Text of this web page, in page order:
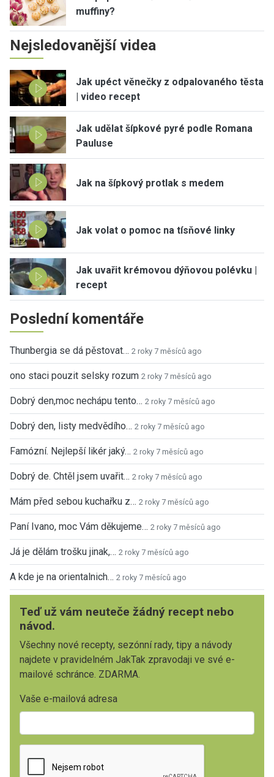
muffiny?
Nejsledovanější videa
Jak upéct věnečky z odpalovaného těsta
| video recept
Jak udělat šípkové pyré podle Romana
Pauluse
Jak na šípkový protlak s medem
Jak volat o pomoc na tísňové linky
Jak uvařit krémovou dýňovou polévku |
recept
Poslední komentáře
Thunbergia se dá pěstovat… 2 roky 7 měsíců ago
ono staci pouzit selsky rozum 2 roky 7 měsíců ago
Dobrý den,moc nechápu tento… 2 roky 7 měsíců ago
Dobrý den, listy medvědího… 2 roky 7 měsíců ago
Famózní. Nejlepší likér jaký… 2 roky 7 měsíců ago
Dobrý de. Chtěl jsem uvařit… 2 roky 7 měsíců ago
Mám před sebou kuchařku z… 2 roky 7 měsíců ago
Paní Ivano, moc Vám děkujeme… 2 roky 7 měsíců ago
Já je dělám trošku jinak,… 2 roky 7 měsíců ago
A kde je na orientalnich… 2 roky 7 měsíců ago
Teď už vám neuteče žádný recept nebo
návod.
Všechny nové recepty, sezónní rady, tipy a návody
najdete v pravidelném JakTak zpravodaji ve své e-
mailové schránce. ZDARMA.
Vaše e-mailová adresa